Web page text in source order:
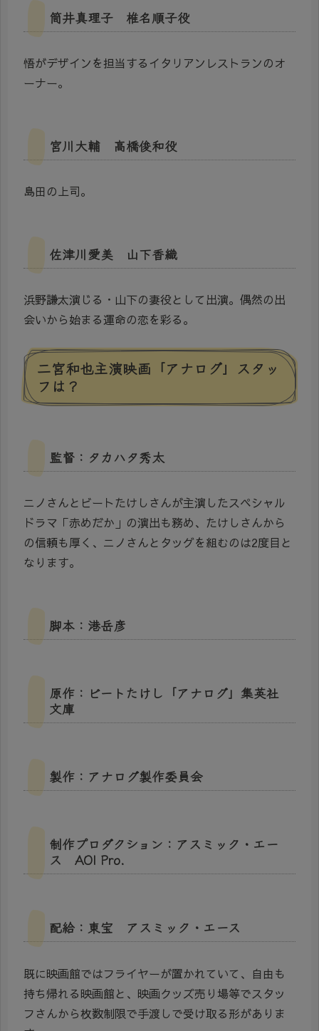
筒井真理子 椎名順子役
悟がデザインを担当するイタリアンレストランのオ
ーナー。
宮川大輔 高橋俊和役
島田の上司。
佐津川愛美 山下香織
浜野謙太演じる・山下の妻役として出演。偶然の出
会いから始まる運命の恋を彩る。
二宮和也主演映画「アナログ」スタッ
フは？
監督：タカハタ秀太
ニノさんとビートたけしさんが主演したスペシャル
ドラマ「赤めだか」の演出も務め、たけしさんから
の信頼も厚く、ニノさんとタッグを組むのは2度目と
なります。
脚本：港岳彦
原作：ビートたけし「アナログ」集英社
文庫
製作：アナログ製作委員会
制作プロダクション：アスミック・エー
ス AOI Pro.
配給：東宝 アスミック・エース
既に映画館ではフライヤーが置かれていて、自由も
持ち帰れる映画館と、映画クッズ売り場等でスタッ
フさんから枚数制限で手渡しで受け取る形がありま